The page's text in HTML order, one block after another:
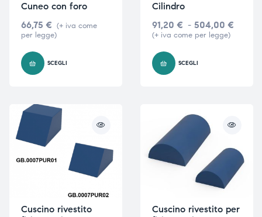
Cuneo con foro
66,75 € (+ iva come
per legge)
SCEGLI
Cilindro
91,20 € - 504,00 €
(+ iva come per legge)
SCEGLI
Cuscino rivestito
Cuscino rivestito per